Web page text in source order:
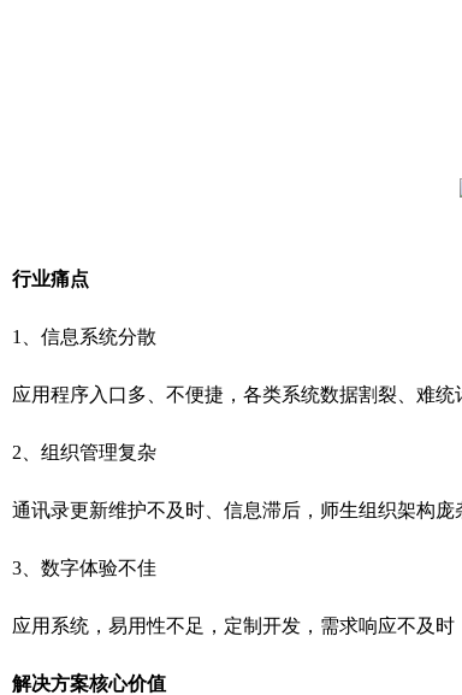
行业痛点
1、信息系统分散
应用程序入口多、不便捷，各类系统数据割裂、难
2、组织管理复杂
通讯录更新维护不及时、信息滞后，师生组织架构
3、数字体验不佳
应用系统，易用性不足，定制开发，需求响应不及时
解决方案核心价值